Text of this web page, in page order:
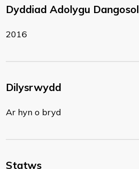
Dyddiad Adolygu Dangosol
2016
Dilysrwydd
Ar hyn o bryd
Statws